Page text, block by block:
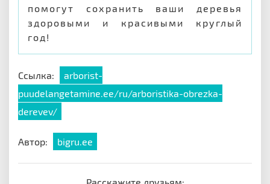
помогут сохранить ваши деревья
здоровыми и красивыми круглый
год!
Ссылка:
arborist-
puudelangetamine.ee/ru/arboristika-obrezka-
derevev/
Автор: bigru.ee